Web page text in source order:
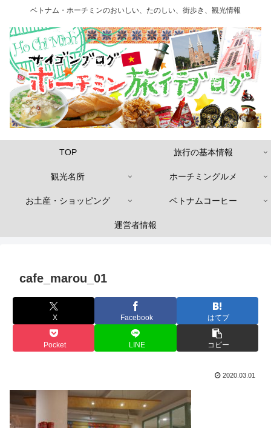
ベトナム・ホーチミンのおいしい、たのしい、街歩き、観光情報
TOP 旅行の基本情報
観光名所 ホーチミングルメ
お土産・ショッピング ベトナムコーヒー
運営者情報
cafe_marou_01
X Facebook はてブ
Pocket LINE コピー
2020.03.01